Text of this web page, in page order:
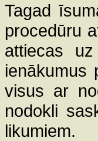
Tagad
procedūru
attiecas
ienākumus
visus ar
nodokli
likumiem.